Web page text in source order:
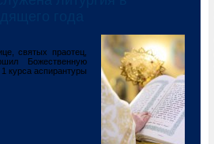
святых праотец,
Божественную
курса аспирантуры